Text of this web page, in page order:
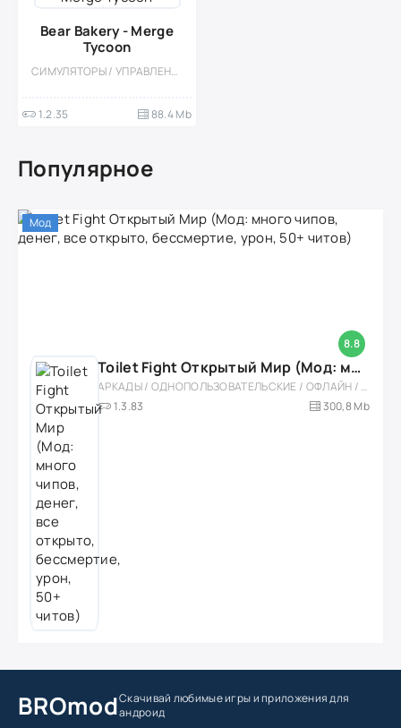
Bear Bakery - Merge
Tycoon
СИМУЛЯТОРЫ / УПРАВЛЕНИЕ / ЭКОНОМИЧЕСКАЯ СТРАТЕГИЯ / ОДНОПОЛЬЗОВАТЕЛЬСКИЕ / СТИЛИЗАЦИЯ / ПО МУЛЬТФИЛЬМАМ / МОД / ОФЛАЙН / ДЛЯ ДЕТЕЙ / МИЛАЯ
1.2.35 88.4 Mb
Популярное
8.8
Мод
Toilet Fight Открытый Мир (Мод: много чипов, денег, все открыто, бессмертие, урон, 50+ читов)
АРКАДЫ / ОДНОПОЛЬЗОВАТЕЛЬСКИЕ / ОФЛАЙН / МОД / РОЛЕВЫЕ / ШУТЕРЫ / ОТКРЫТЫЙ МИР / ВСТРОЕННЫЙ КЕШ / 3D / ЭКШЕНЫ / ТУАЛЕТНЫЕ ВОЙНЫ / ДЛЯ ДЕТЕЙ
1.3.83
300,8 Mb
BROmodСкачивай любимые игрыи приложения для
андроид